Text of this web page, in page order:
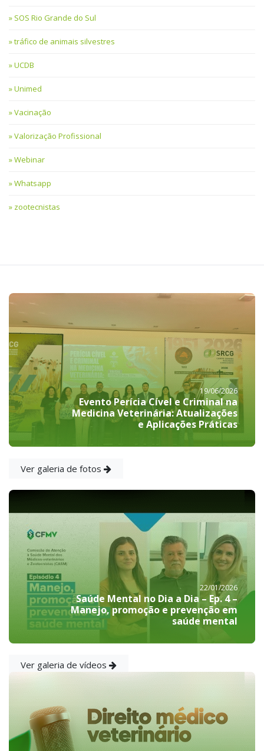
SOS Rio Grande do Sul
tráfico de animais silvestres
UCDB
Unimed
Vacinação
Valorização Profissional
Webinar
Whatsapp
zootecnistas
19/06/2026
Evento Perícia Cível e Criminal na
Medicina Veterinária: Atualizações
e Aplicações Práticas
Ver galeria de fotos
22/01/2026
Saúde Mental no Dia a Dia – Ep. 4 –
Manejo, promoção e prevenção em
saúde mental
Ver galeria de vídeos